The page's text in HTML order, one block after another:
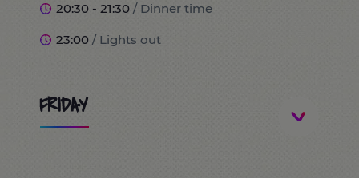
20:30 - 21:30 / Dinner time
23:00 / Lights out
FRIDAY